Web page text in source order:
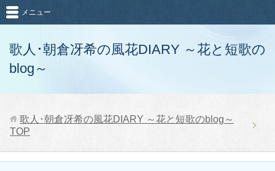
歌人･朝倉冴希の風花DIARY ～花と短歌の
blog～
メニュー
歌人･朝倉冴希の風花DIARY ～花と短歌のblog～
TOP